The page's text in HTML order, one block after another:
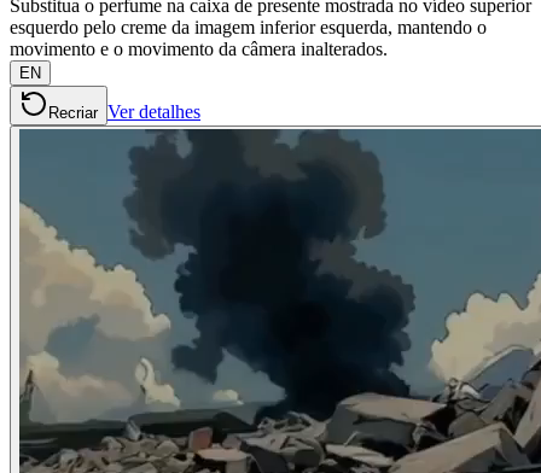
Substitua o perfume na caixa de presente mostrada no vídeo superior
esquerdo pelo creme da imagem inferior esquerda, mantendo o
movimento e o movimento da câmera inalterados.
EN
Recriar Ver detalhes